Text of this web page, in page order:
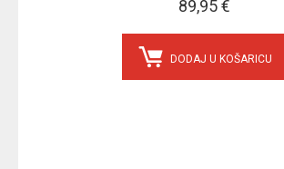
89,95 €
DODAJ U KOŠARICU